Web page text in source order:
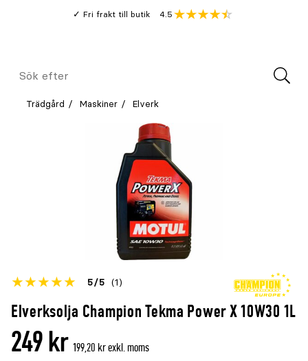
Fri frakt till butik
Genomsnitt
4.5
Meny
Sök
Trädgård Maskiner Elverk
Elverksolja Champion Tekma Power X 10W30 1L
Betyget
denna
5 5 (1)
Öppna
recensioner
249 kr 199,20 kr exkl. moms